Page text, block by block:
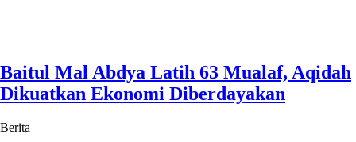
Baitul Mal Abdya Latih 63 Mualaf, Aqidah
Dikuatkan Ekonomi Diberdayakan
Berita